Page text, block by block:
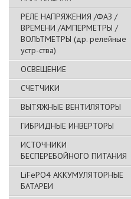
РЕЛЕ НАПРЯЖЕНИЯ /ФАЗ /
ВРЕМЕНИ /АМПЕРМЕТРЫ /
ВОЛЬТМЕТРЫ (др. релейные
устр-ства)
ОСВЕЩЕНИЕ
СЧЕТЧИКИ
ВЫТЯЖНЫЕ ВЕНТИЛЯТОРЫ
ГИБРИДНЫЕ ИНВЕРТОРЫ
ИСТОЧНИКИ
БЕСПЕРЕБОЙНОГО ПИТАНИЯ
LiFePO4 АККУМУЛЯТОРНЫЕ
БАТАРЕИ